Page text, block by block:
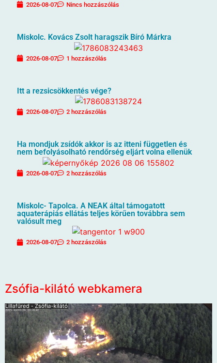
2026-08-07 Nincs hozzászólás
Miskolc. Kovács Zsolt haragszik Bíró Márkra
2026-08-07 1 hozzászólás
Itt a rezsicsökkentés vége?
2026-08-07 2 hozzászólás
Ha mondjuk zsídók akkor is az itteni független és
nem befolyásolható rendőrség eljárt volna ellenük
2026-08-07 2 hozzászólás
Miskolc- Tapolca. A NEAK által támogatott
aquaterápiás ellátás teljes körűen továbbra sem
valósult meg
2026-08-07 2 hozzászólás
Zsófia-kilátó webkamera